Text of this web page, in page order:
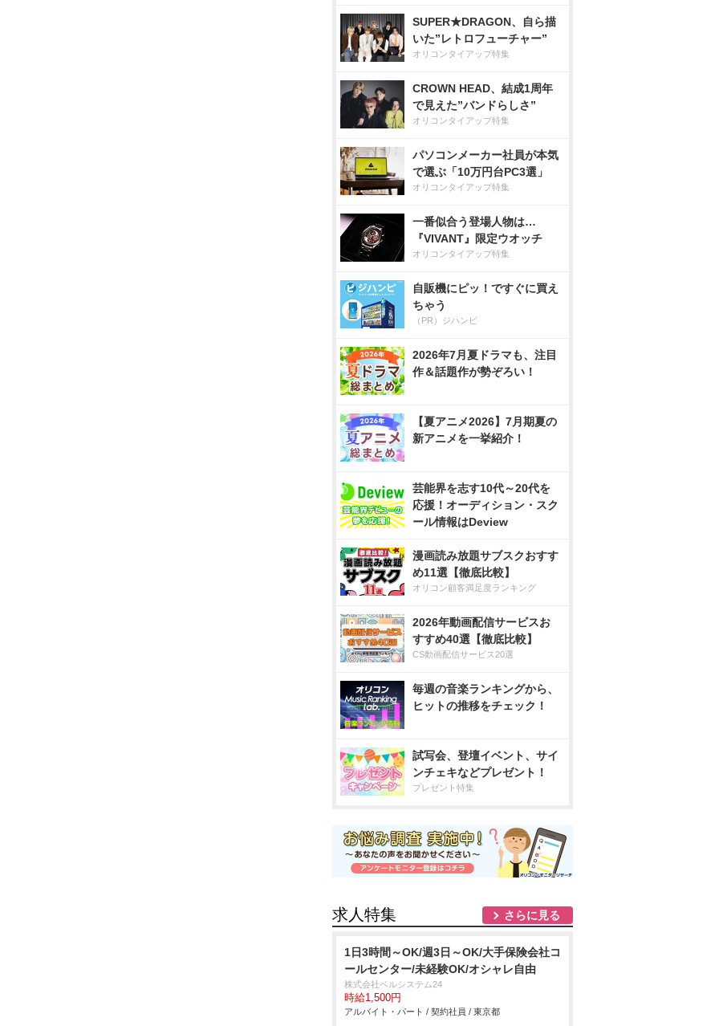
SUPER★DRAGON、自ら描
いた”レトロフューチャー”
オリコンタイアップ特集
CROWN HEAD、結成1周年
で見えた”バンドらしさ”
オリコンタイアップ特集
パソコンメーカー社員が本気
で選ぶ「10万円台PC3選」
オリコンタイアップ特集
一番似合う登場人物は…
『VIVANT』限定ウオッチ
オリコンタイアップ特集
自販機にピッ！ですぐに買え
ちゃう
（PR）ジハンピ
2026年7月夏ドラマも、注目
作＆話題作が勢ぞろい！
【夏アニメ2026】7月期夏の
新アニメを一挙紹介！
芸能界を志す10代～20代を
応援！オーディション・スク
ール情報はDeview
漫画読み放題サブスクおすす
め11選【徹底比較】
オリコン顧客満足度ランキング
2026年動画配信サービスお
すすめ40選【徹底比較】
CS動画配信サービス20選
毎週の音楽ランキングから、
ヒットの推移をチェック！
試写会、登壇イベント、サイ
ンチェキなどプレゼント！
プレゼント特集
求人特集 さらに見る
1日3時間～OK/週3日～OK/大手保険会社コ
ールセンター/未経験OK/オシャレ自由
株式会社ベルシステム24
時給1,500円
アルバイト・パート / 契約社員 / 東京都